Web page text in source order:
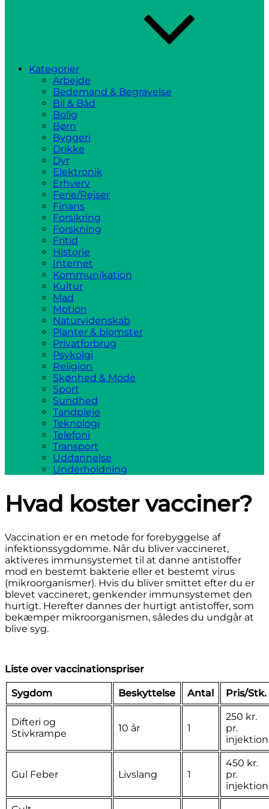
Kategorier
Arbejde
Bedemand & Begravelse
Bil & Båd
Bolig
Børn
Byggeri
Drikke
Dyr
Elektronik
Erhverv
Ferie/Rejser
Finans
Forsikring
Forskning
Fritid
Historie
Internet
Kommunikation
Kultur
Mad
Motion
Naturvidenskab
Planter & blomster
Privatforbrug
Psykolgi
Religion
Skønhed & Mode
Sport
Sundhed
Tandpleje
Teknologi
Telefoni
Transport
Uddannelse
Underholdning
Hvad koster vacciner?
Vaccination er en metode for forebyggelse af
infektionssygdomme. Når du bliver vaccineret,
aktiveres immunsystemet til at danne antistoffer
mod en bestemt bakterie eller et bestemt virus
(mikroorganismer). Hvis du bliver smittet efter du er
blevet vaccineret, genkender immunsystemet den
hurtigt. Herefter dannes der hurtigt antistoffer, som
bekæmper mikroorganismen, således du undgår at
blive syg.
Liste over vaccinationspriser
Sygdom Beskyttelse Antal Pris/Stk.
Difteri og
Stivkrampe
10 år 1
250 kr.
pr.
injektion
Gul Feber Livslang 1
450 kr.
pr.
injektion